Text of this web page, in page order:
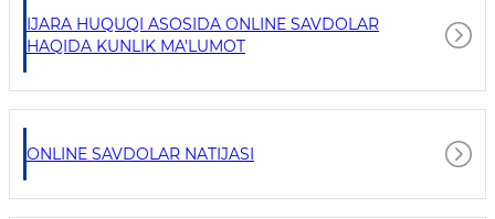
IJARA HUQUQI ASOSIDA ONLINE SAVDOLAR
HAQIDA KUNLIK MA'LUMOT
ONLINE SAVDOLAR NATIJASI